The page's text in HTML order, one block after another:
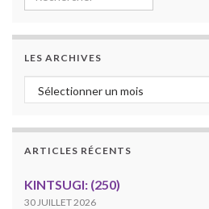
LES ARCHIVES
Les archives
ARTICLES RÉCENTS
KINTSUGI: (250)
30 JUILLET 2026